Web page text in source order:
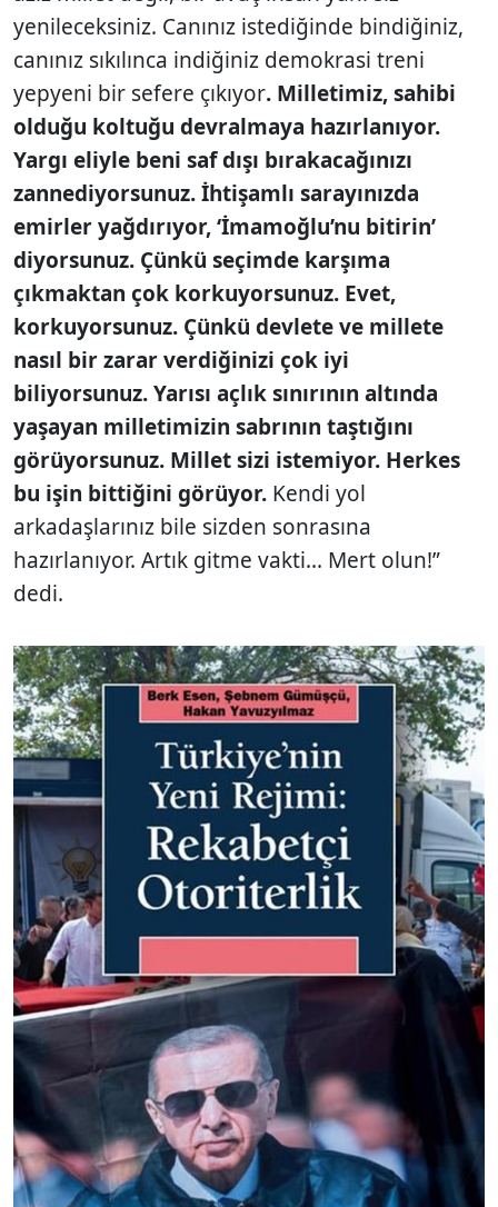
yenileceksiniz. Canınız istediğinde bindiğiniz,
canınız sıkılınca indiğiniz demokrasi treni
yepyeni bir sefere çıkıyor. Milletimiz, sahibi
olduğu koltuğu devralmaya hazırlanıyor.
Yargı eliyle beni saf dışı bırakacağınızı
zannediyorsunuz. İhtişamlı sarayınızda
emirler yağdırıyor, ‘İmamoğlu’nu bitirin’
diyorsunuz. Çünkü seçimde karşıma
çıkmaktan çok korkuyorsunuz. Evet,
korkuyorsunuz. Çünkü devlete ve millete
nasıl bir zarar verdiğinizi çok iyi
biliyorsunuz. Yarısı açlık sınırının altında
yaşayan milletimizin sabrının taştığını
görüyorsunuz. Millet sizi istemiyor. Herkes
bu işin bittiğini görüyor. Kendi yol
arkadaşlarınız bile sizden sonrasına
hazırlanıyor. Artık gitme vakti... Mert olun!”
dedi.